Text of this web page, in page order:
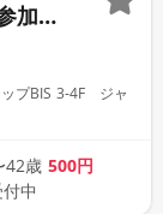
加多
プBIS 3-4F ジャ
42歳 500円
中